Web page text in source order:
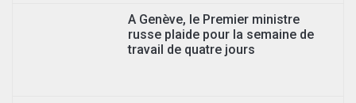
A Genève, le Premier ministre
russe plaide pour la semaine de
travail de quatre jours